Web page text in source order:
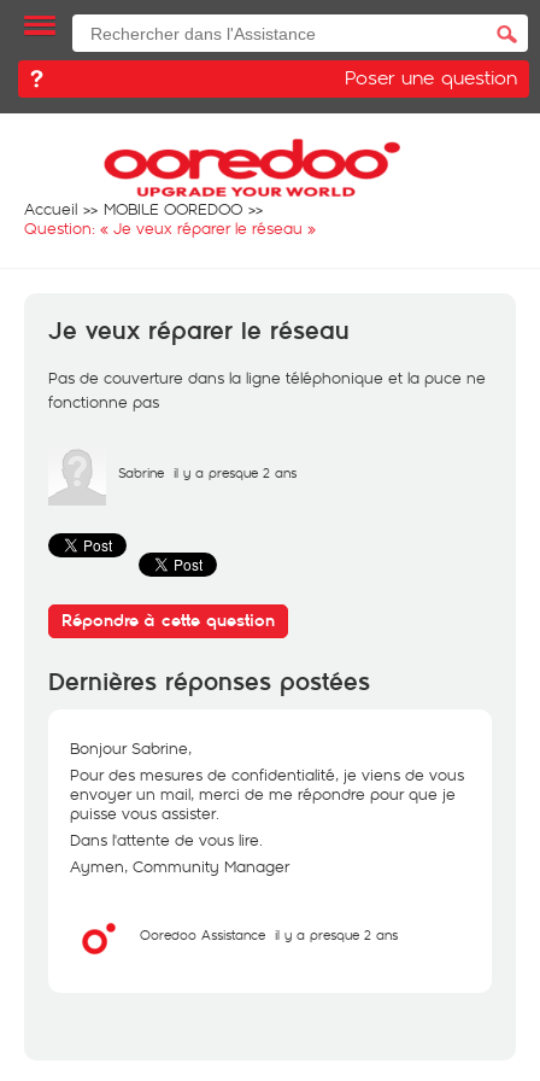
Poser une question
Accueil
MOBILE OOREDOO
Question: « Je veux réparer le réseau »
Je veux réparer le réseau
Pas de couverture dans la ligne téléphonique et la puce ne
fonctionne pas
Sabrine il y a presque 2 ans
Répondre à cette question
Dernières réponses postées
Bonjour Sabrine,
Pour des mesures de confidentialité, je viens de vous
envoyer un mail, merci de me répondre pour que je
puisse vous assister.
Dans l'attente de vous lire.
Aymen, Community Manager
Ooredoo Assistance il y a presque 2 ans